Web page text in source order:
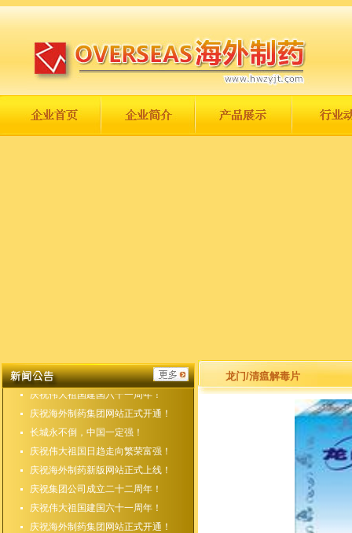
庆祝集团公司成立二十二周年！
庆祝伟大祖国建国六十一周年！
庆祝海外制药集团网站正式开通！
长城永不倒，中国一定强！
庆祝伟大祖国日趋走向繁荣富强！
庆祝海外制药新版网站正式上线！
庆祝集团公司成立二十二周年！
庆祝伟大祖国建国六十一周年！
庆祝海外制药集团网站正式开通！
龙门/清瘟解毒片